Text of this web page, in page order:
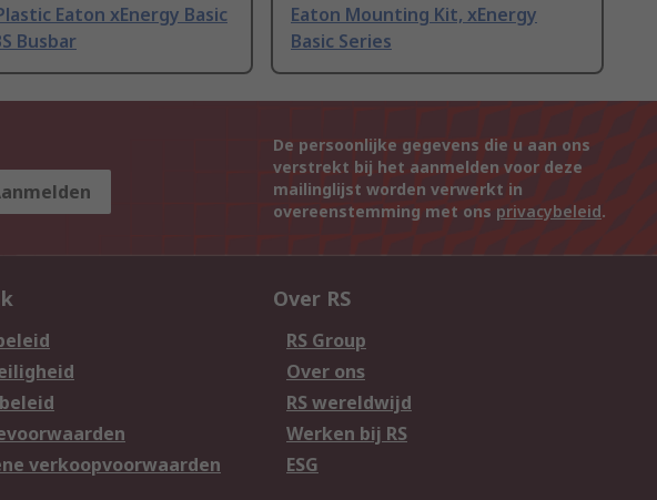
Eaton xEnergy Basic
Busbar
Eaton Mounting Kit, xEnergy
Basic Series
De persoonlijke gegevens die u aan ons
verstrekt bij het aanmelden voor deze
mailinglijst worden verwerkt in
overeenstemming met ons privacybeleid.
verkoopvoorwaarden
Over RS
RS Group
Over ons
RS wereldwijd
Werken bij RS
ESG